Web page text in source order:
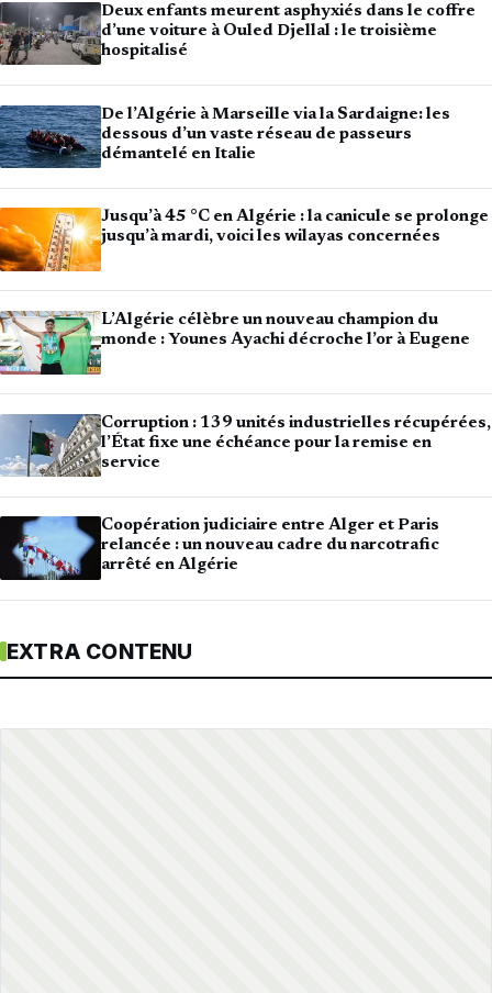
Deux enfants meurent asphyxiés dans le coffre
d’une voiture à Ouled Djellal : le troisième
hospitalisé
De l’Algérie à Marseille via la Sardaigne: les
dessous d’un vaste réseau de passeurs
démantelé en Italie
Jusqu’à 45 °C en Algérie : la canicule se prolonge
jusqu’à mardi, voici les wilayas concernées
L’Algérie célèbre un nouveau champion du
monde : Younes Ayachi décroche l’or à Eugene
Corruption : 139 unités industrielles récupérées,
l’État fixe une échéance pour la remise en
service
Coopération judiciaire entre Alger et Paris
relancée : un nouveau cadre du narcotrafic
arrêté en Algérie
EXTRA CONTENU